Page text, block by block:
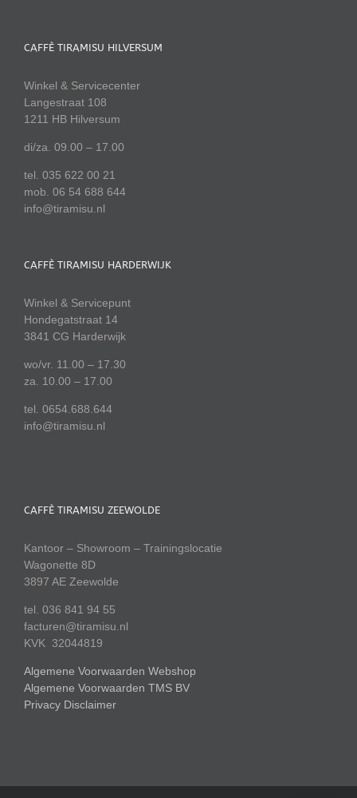
CAFFÈ TIRAMISU HILVERSUM
Winkel & Servicecenter
Langestraat 108
1211 HB Hilversum
di/za. 09.00 – 17.00
tel. 035 622 00 21
mob. 06 54 688 644
info@tiramisu.nl
CAFFÈ TIRAMISU HARDERWIJK
Winkel & Servicepunt
Hondegatstraat 14
3841 CG Harderwijk
wo/vr. 11.00 – 17.30
za. 10.00 – 17.00
tel. 0654.688.644
info@tiramisu.nl
CAFFÈ TIRAMISU ZEEWOLDE
Kantoor – Showroom – Trainingslocatie
Wagonette 8D
3897 AE Zeewolde
tel. 036 841 94 55
facturen@tiramisu.nl
KVK 32044819
Algemene Voorwaarden Webshop
Algemene Voorwaarden TMS BV
Privacy Disclaimer